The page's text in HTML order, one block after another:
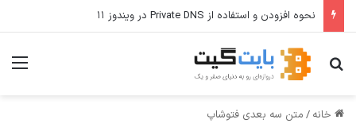
نحوه افزودن و استفاده از Private DNS در ویندوز ۱۱
جستجو برای
خانه / متن سه بعدی فتوشاپ